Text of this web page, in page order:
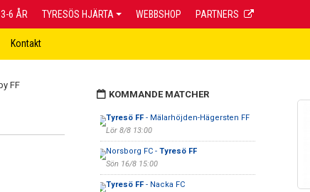
3-6 ÅR TYRESÖS HJÄRTA WEBBSHOP PARTNERS
Kontakt
KOMMANDE MATCHER
Tyresö FF- Mälarhöjden-Hägersten FF
Lör 8/8 13:00
Norsborg FC - Tyresö FF
Sön 16/8 15:00
Tyresö FF- Nacka FC